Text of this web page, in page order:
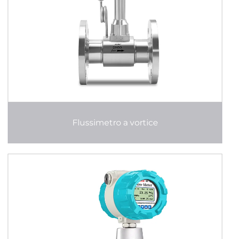
Flussimetro a vortice